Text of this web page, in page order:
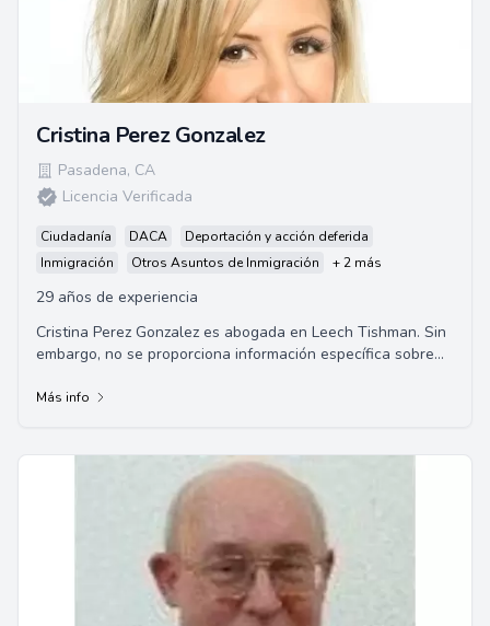
Cristina Perez Gonzalez
Pasadena, CA
Licencia Verificada
Ciudadanía DACA
Deportación y acción deferida
Inmigración
Otros Asuntos de Inmigración + 2 más
29 años de experiencia
Cristina Perez Gonzalez es abogada en Leech Tishman. Sin
embargo, no se proporciona información específica sobre
Más info